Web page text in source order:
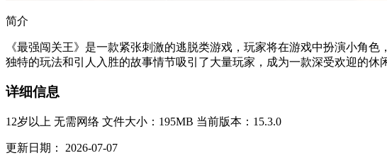
简介
《最强闯关王》是一款紧张刺激的逃脱类游戏，玩家将在游戏中扮演小角
独特的玩法和引人入胜的故事情节吸引了大量玩家，成为一款深受欢迎的
详细信息
12岁以上 无需网络 文件大小：195MB 当前版本：15.3.0
更新日期： 2026-07-07